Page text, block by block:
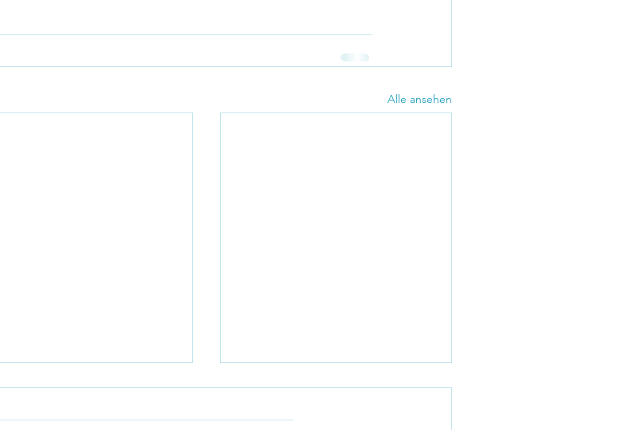
Alle ansehen